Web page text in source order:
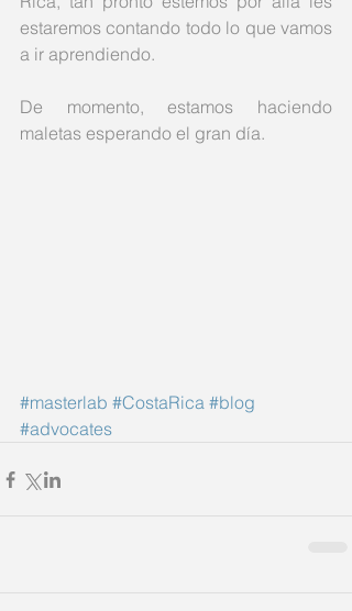
estaremos contando todo lo que vamos
a ir aprendiendo.
De momento, estamos haciendo
maletas esperando el gran día.
#masterlab #CostaRica #blog
#advocates